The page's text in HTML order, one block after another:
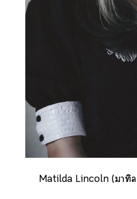
Matilda Lincoln (มาทิ